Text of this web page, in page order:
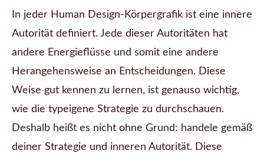
In jeder Human Design-Körpergrafik ist eine innere
Autorität definiert. Jede dieser Autoritäten hat
andere Energieflüsse und somit eine andere
Herangehensweise an Entscheidungen. Diese
Weise gut kennen zu lernen, ist genauso wichtig,
wie die typeigene Strategie zu durchschauen.
Deshalb heißt es nicht ohne Grund: handele gemäß
deiner Strategie und inneren Autorität. Diese